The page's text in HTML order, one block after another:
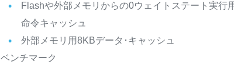
Flashや外部メモリからの0ウェイトステート実行
命令キャッシュ
外部メモリ用8KBデータ･キャッシュ
ベンチマーク